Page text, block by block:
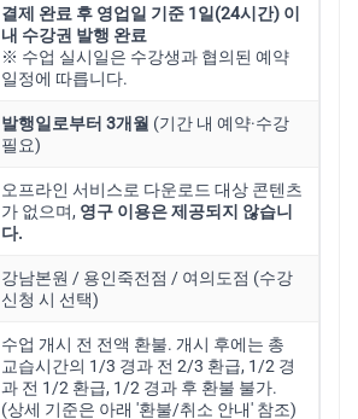
결제 완료 후 영업일 기준 1일(24시간) 이
내 수강권 발행 완료
※ 수업 실시일은 수강생과 협의된 예약
일정에 따릅니다.
발행일로부터 3개월 (기간 내 예약·수강
필요)
오프라인 서비스로 다운로드 대상 콘텐츠
가 없으며, 영구 이용은 제공되지 않습니
다.
강남본원 / 용인죽전점 / 여의도점 (수강
신청 시 선택)
수업 개시 전 전액 환불. 개시 후에는 총
교습시간의 1/3 경과 전 2/3 환급, 1/2 경
과 전 1/2 환급, 1/2 경과 후 환불 불가.
(상세 기준은 아래 '환불/취소 안내' 참조)